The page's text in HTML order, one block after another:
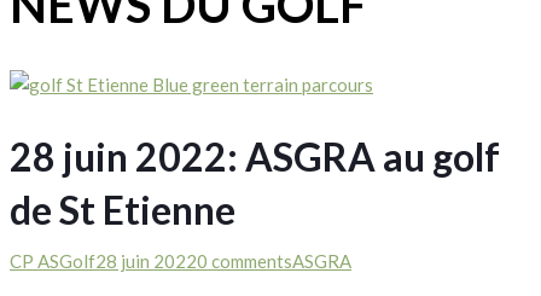
28 juin 2022: ASGRA au golf
de St Etienne
CP ASGolf28 juin 20220 commentsASGRA